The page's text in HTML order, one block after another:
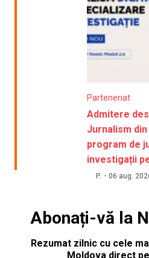
Parteneriat
Admitere
Jurnalism
program de
investigații
P. - 06 aug.
Abonați-vă la
Rezumat zilnic cu cele
Moldova direct